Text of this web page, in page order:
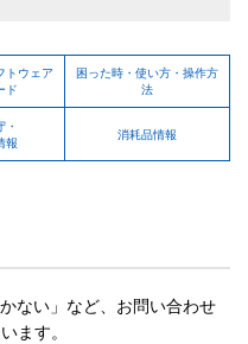
トウェア
ド
困った時・使い方・操作方
法
・
報
消耗品情報
ない」など、お問い合わせ
ます。